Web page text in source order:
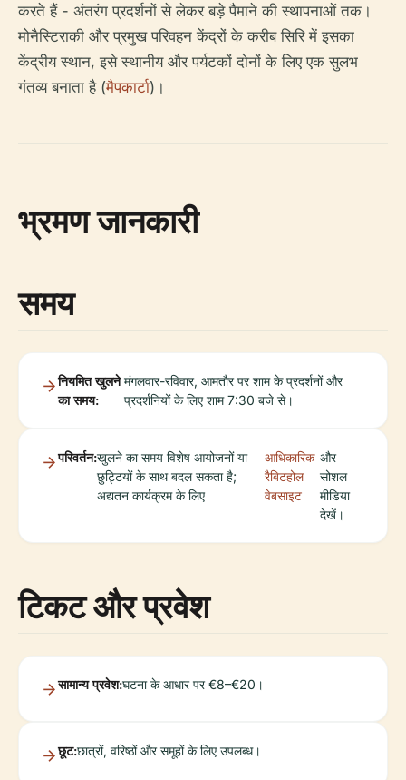
करते हैं - अंतरंग प्रदर्शनों से लेकर बड़े पैमाने की स्थापनाओं तक।
मोनैस्टिराकी और प्रमुख परिवहन केंद्रों के करीब सिरि में इसका
केंद्रीय स्थान, इसे स्थानीय और पर्यटकों दोनों के लिए एक सुलभ
गंतव्य बनाता है (मैपकार्टा)।
भ्रमण जानकारी
समय
नियमित खुलने
का समय:
मंगलवार-रविवार, आमतौर पर शाम के प्रदर्शनों और
प्रदर्शनियों के लिए शाम 7:30 बजे से।
परिवर्तन:खुलने का समय विशेष आयोजनों या
छुट्टियों के साथ बदल सकता है;
अद्यतन कार्यक्रम के लिए
आधिकारिक
रैबिटहोल
वेबसाइट
और
सोशल
मीडिया
देखें।
टिकट और प्रवेश
सामान्य प्रवेश:घटना के आधार पर €8–€20।
छूट:छात्रों, वरिष्ठों और समूहों के लिए उपलब्ध।